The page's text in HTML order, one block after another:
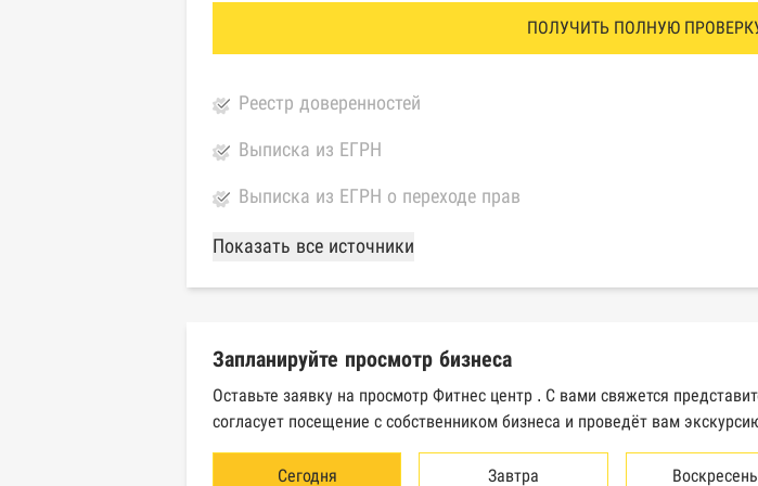
ПОЛУЧИТЬ ПОЛНУЮ
Реестр доверенностей
Выписка из ЕГРН
Выписка из ЕГРН о переходе прав
База Росстата
Реестры ЕГРЮЛ и ЕГРИП Федеральной налоговой службы
Картотека арбитражных дел Высшего арбитражного суда
Единый федеральный реестр сведений о банкротстве
Единый федеральный реестр сведений о банкротстве
Показать все источники
Запланируйте просмотр бизнеса
Оставьте заявку на просмотр Фитнес центр . С вами свяжется
согласует посещение с собственником бизнеса и проведёт вам
Сегодня
Завтра